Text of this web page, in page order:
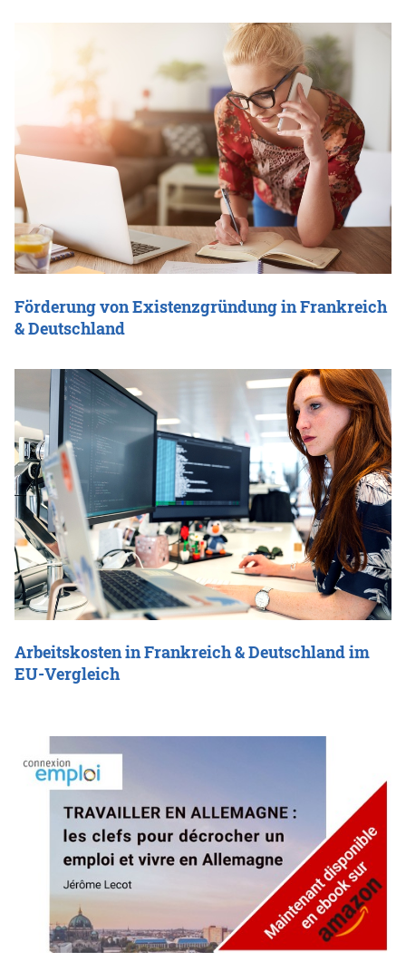
Förderung von Existenzgründung in Frankreich
& Deutschland
Arbeitskosten in Frankreich & Deutschland im
EU-Vergleich